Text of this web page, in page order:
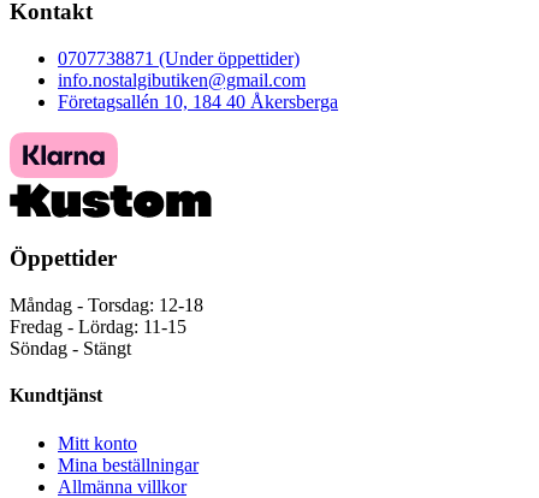
Kontakt
0707738871 (Under öppettider)
info.nostalgibutiken@gmail.com
Företagsallén 10, 184 40 Åkersberga
Öppettider
Måndag - Torsdag: 12-18
Fredag - Lördag: 11-15
Söndag - Stängt
Kundtjänst
Mitt konto
Mina beställningar
Allmänna villkor